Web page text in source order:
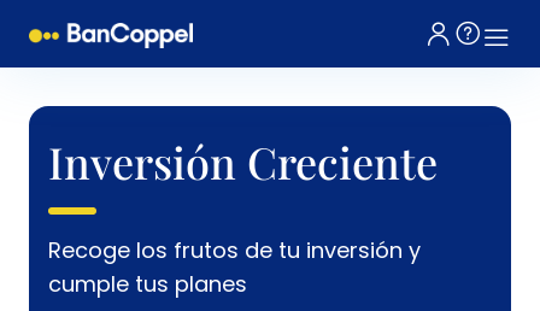
Inversión Creciente
Recoge los frutos de tu inversión y
cumple tus planes